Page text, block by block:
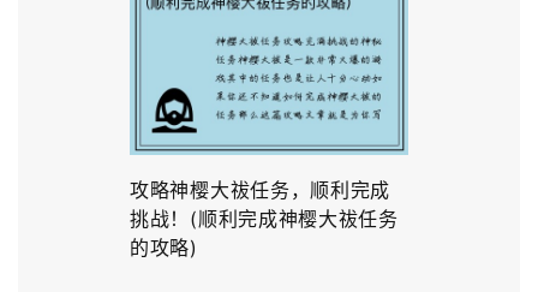
攻略神樱大祓任务，顺利完成
挑战！(顺利完成神樱大祓任务
的攻略)